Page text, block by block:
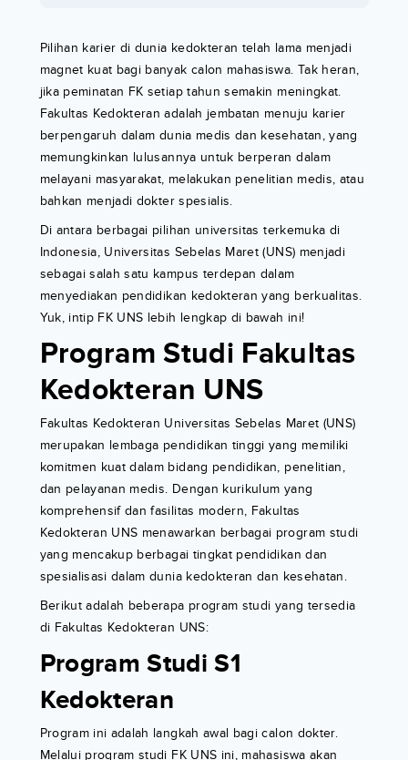
Pilihan karier di dunia kedokteran telah lama menjadi
magnet kuat bagi banyak calon mahasiswa. Tak heran,
jika peminatan FK setiap tahun semakin meningkat.
Fakultas Kedokteran adalah jembatan menuju karier
berpengaruh dalam dunia medis dan kesehatan, yang
memungkinkan lulusannya untuk berperan dalam
melayani masyarakat, melakukan penelitian medis, atau
bahkan menjadi dokter spesialis.
Di antara berbagai pilihan universitas terkemuka di
Indonesia, Universitas Sebelas Maret (UNS) menjadi
sebagai salah satu kampus terdepan dalam
menyediakan pendidikan kedokteran yang berkualitas.
Yuk, intip FK UNS lebih lengkap di bawah ini!
Program Studi Fakultas
Kedokteran UNS
Fakultas Kedokteran Universitas Sebelas Maret (UNS)
merupakan lembaga pendidikan tinggi yang memiliki
komitmen kuat dalam bidang pendidikan, penelitian,
dan pelayanan medis. Dengan kurikulum yang
komprehensif dan fasilitas modern, Fakultas
Kedokteran UNS menawarkan berbagai program studi
yang mencakup berbagai tingkat pendidikan dan
spesialisasi dalam dunia kedokteran dan kesehatan.
Berikut adalah beberapa program studi yang tersedia
di Fakultas Kedokteran UNS:
Program Studi S1
Kedokteran
Program ini adalah langkah awal bagi calon dokter.
Melalui program studi FK UNS ini, mahasiswa akan